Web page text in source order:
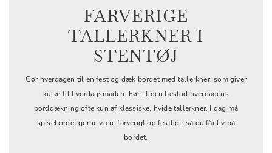
FARVERIGE
TALLERKNER I
STENTØJ
Gør hverdagen til en fest og dæk bordet med tallerkner, som giver
kulør til hverdagsmaden. Før i tiden bestod hverdagens
borddækning ofte kun af klassiske, hvide tallerkner. I dag må
spisebordet gerne være farverigt og festligt, så du får liv på
bordet.